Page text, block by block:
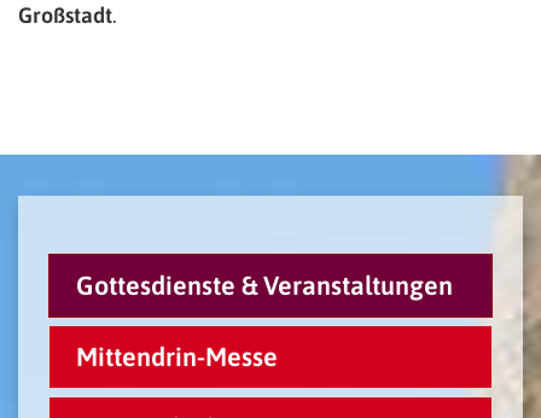
Großstadt.
Gottesdienste & Veranstaltungen
Mittendrin-Messe